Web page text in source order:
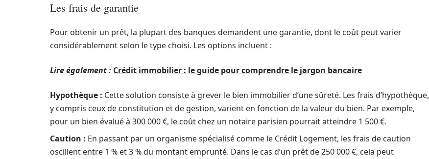
Les frais de garantie
Pour obtenir un prêt, la plupart des banques demandent une garantie, dont le coût peut varier
considérablement selon le type choisi. Les options incluent :
Lire également : Crédit immobilier : le guide pour comprendre le jargon bancaire
Hypothèque : Cette solution consiste à grever le bien immobilier d’une sûreté. Les frais d’hypothèque,
y compris ceux de constitution et de gestion, varient en fonction de la valeur du bien. Par exemple,
pour un bien évalué à 300 000 €, le coût chez un notaire parisien pourrait atteindre 1 500 €.
Caution : En passant par un organisme spécialisé comme le Crédit Logement, les frais de caution
oscillent entre 1 % et 3 % du montant emprunté. Dans le cas d’un prêt de 250 000 €, cela peut